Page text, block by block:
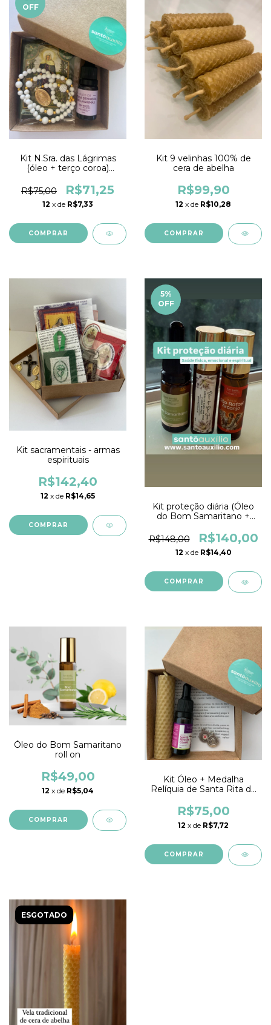
OFF
Kit N.Sra. das Lágrimas
(óleo + terço coroa)
R$75,00
R$71,25
12 x de R$7,33
Kit 9 velinhas 100% de
cera de abelha
R$99,90
12 x de R$10,28
Kit sacramentais - armas
espirituais
R$142,40
12 x de R$14,65
5%
OFF
Kit proteção diária (Óleo
do Bom Samaritano +
de São Rafael)
R$148,00 R$140,00
12 x de R$14,40
Óleo do Bom Samaritano
roll on
R$49,00
12 x de R$5,04
Kit Óleo + Medalha
Relíquia de Santa Rita de
Abelha
R$75,00
12 x de R$7,72
ESGOTADO